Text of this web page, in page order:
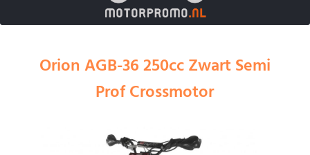
Orion AGB-36 250cc Zwart Semi
Prof Crossmotor